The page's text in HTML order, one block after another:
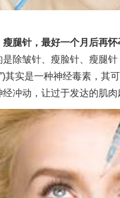
腿针，最好一个月后再怀
除皱针、瘦脸针、瘦腿
其实是一种神经毒素，其
冲动，让过于发达的肌肉